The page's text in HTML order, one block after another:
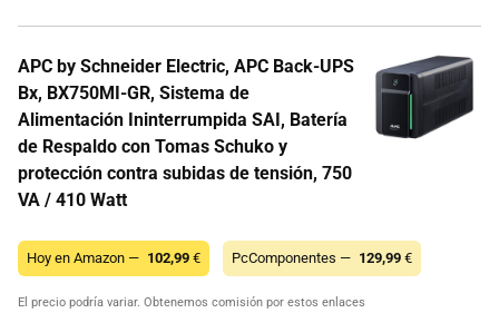
APC by Schneider Electric, APC Back-UPS
Bx, BX750MI-GR, Sistema de
Alimentación Ininterrumpida SAI, Batería
de Respaldo con Tomas Schuko y
protección contra subidas de tensión, 750
VA / 410 Watt
Hoy en Amazon — 102,99 € PcComponentes — 129,99 €
El precio podría variar. Obtenemos comisión por estos enlaces